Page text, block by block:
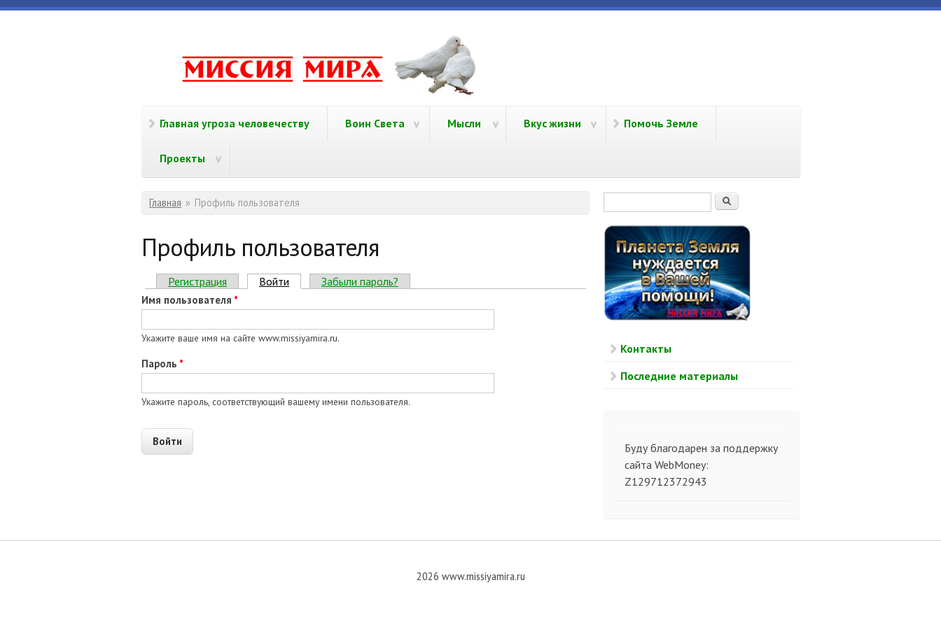
www.missiyamira.ru
Главная угроза человечеству Воин Света Мысли Вкус жизни Помочь Земле
Проекты
Вы здесь
Главная » Профиль пользователя
Профиль пользователя
Главные вкладки
Регистрация Войти (активная вкладка)
Забыли пароль?
Имя пользователя *
Укажите ваше имя на сайте www.missiyamira.ru.
Пароль *
Укажите пароль, соответствующий вашему имени пользователя.
Поиск
Контакты
Последние материалы
Буду благодарен за поддержку
сайта WebMoney:
Z129712372943
2026 www.missiyamira.ru